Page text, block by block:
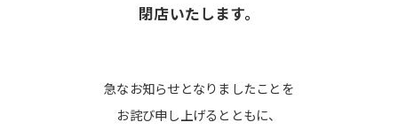
閉店いたします。
急なお知らせとなりましたことを
お詫び申し上げるとともに、